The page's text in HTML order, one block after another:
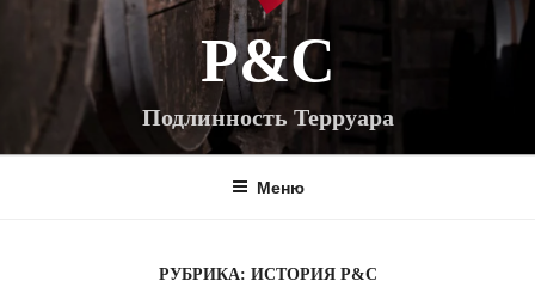
P&C
Подлинность Терруара
Меню
РУБРИКА: ИСТОРИЯ P&C